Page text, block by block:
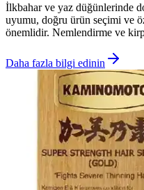
İlkbahar ve yaz düğünlerinde
uyumu, doğru ürün seçimi ve
önemlidir. Nemlendirme ve
Daha fazla bilgi edinin